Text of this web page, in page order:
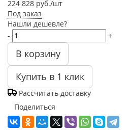
224 828 руб./шт
Под заказ
Нашли дешевле?
-
+
В корзину
Купить в 1 клик
Рассчитать доставку
Поделиться